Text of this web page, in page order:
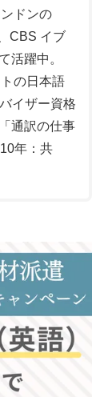
ドンの
CBS イブ
活躍中。
の日本語
イザー資格
通訳の仕事
年：共